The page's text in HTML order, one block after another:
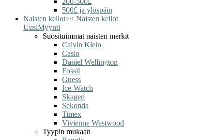
500£ ja ylöspäin
Naisten kellot>< Naisten kellot
UusiMyynti
Suosituimmat naisten merkit
Calvin Klein
Casio
Daniel Wellington
Fossil
Guess
Ice-Watch
Skagen
Sekonda
Timex
Vivienne Westwood
Tyypin mukaan